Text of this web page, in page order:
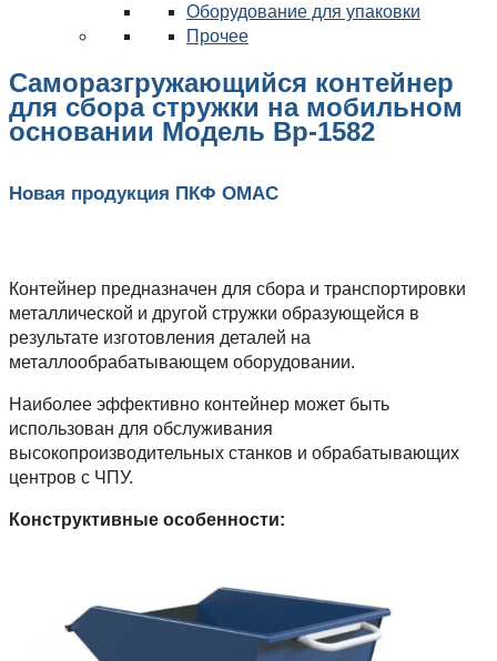
Оборудование для упаковки
Прочее
Саморазгружающийся контейнер
для сбора стружки на мобильном
основании Модель Вр-1582
Новая продукция ПКФ ОМАС
Контейнер предназначен для сбора и транспортировки
металлической и другой стружки образующейся в
результате изготовления деталей на
металлообрабатывающем оборудовании.
Наиболее эффективно контейнер может быть
использован для обслуживания
высокопроизводительных станков и обрабатывающих
центров с ЧПУ.
Конструктивные особенности: